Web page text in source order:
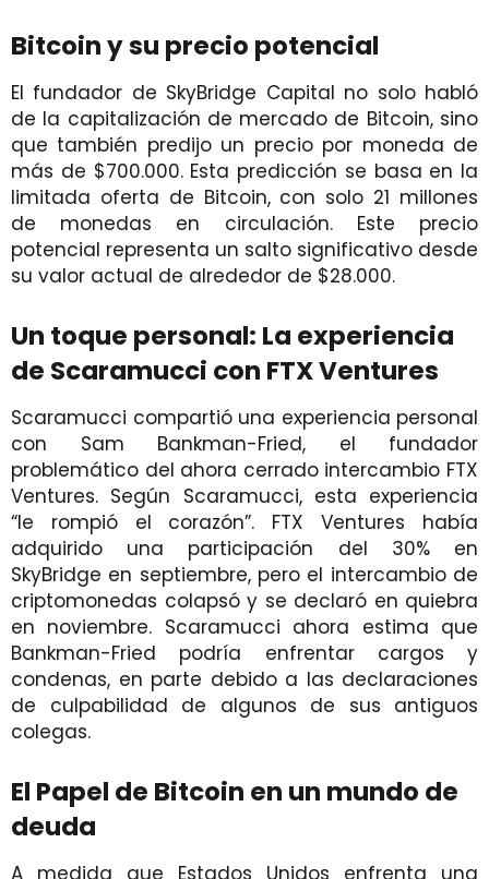
Bitcoin y su precio potencial
El fundador de SkyBridge Capital no solo habló
de la capitalización de mercado de Bitcoin, sino
que también predijo un precio por moneda de
más de $700.000. Esta predicción se basa en la
limitada oferta de Bitcoin, con solo 21 millones
de monedas en circulación. Este precio
potencial representa un salto significativo desde
su valor actual de alrededor de $28.000.
Un toque personal: La experiencia
de Scaramucci con FTX Ventures
Scaramucci compartió una experiencia personal
con Sam Bankman-Fried, el fundador
problemático del ahora cerrado intercambio FTX
Ventures. Según Scaramucci, esta experiencia
“le rompió el corazón”. FTX Ventures había
adquirido una participación del 30% en
SkyBridge en septiembre, pero el intercambio de
criptomonedas colapsó y se declaró en quiebra
en noviembre. Scaramucci ahora estima que
Bankman-Fried podría enfrentar cargos y
condenas, en parte debido a las declaraciones
de culpabilidad de algunos de sus antiguos
colegas.
El Papel de Bitcoin en un mundo de
deuda
A medida que Estados Unidos enfrenta una